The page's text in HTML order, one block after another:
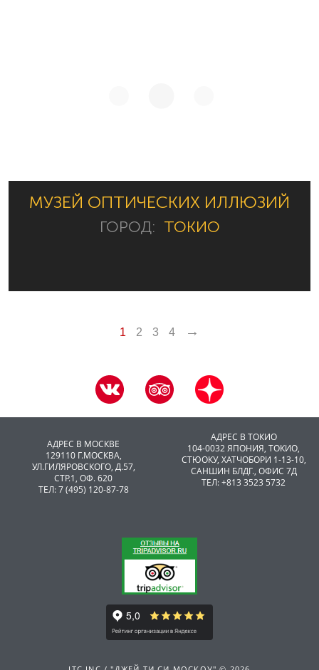
МУЗЕЙ ОПТИЧЕСКИХ ИЛЛЮЗИЙ
ГОРОД: ТОКИО
1 2 3 4 →
АДРЕС В МОСКВЕ
129110 Г.МОСКВА,
УЛ.ГИЛЯРОВСКОГО, Д.57,
СТР.1, ОФ. 620
ТЕЛ: 7 (495) 120-87-78
АДРЕС В ТОКИО
104-0032 ЯПОНИЯ, ТОКИО,
CТЮОКУ, ХАТЧОБОРИ 1-13-10,
САНШИН БЛДГ., ОФИС 7Д
ТЕЛ: +813 3523 5732